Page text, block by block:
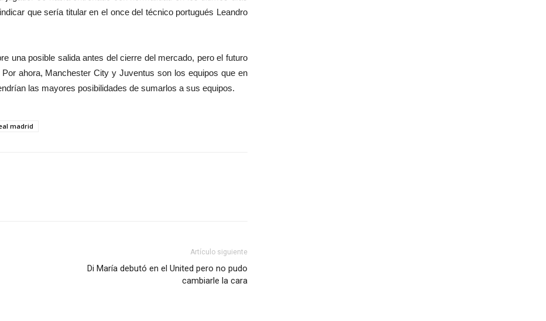
que sería titular en el once del técnico portugués Leandro
una posible salida antes del cierre del mercado, pero el futuro
ahora, Manchester City y Juventus son los equipos que en
las mayores posibilidades de sumarlos a sus equipos.
madrid
Artículo siguiente
Di María debutó en el United pero no pudo
cambiarle la cara